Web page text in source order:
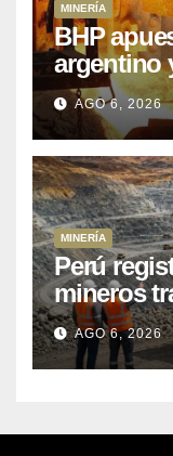
MINERÍA
BHP
argentino
Kobrea
AGO 6, 2026
MINERÍA
Perú
mineros
de mil
cobre y
AGO 6, 2026